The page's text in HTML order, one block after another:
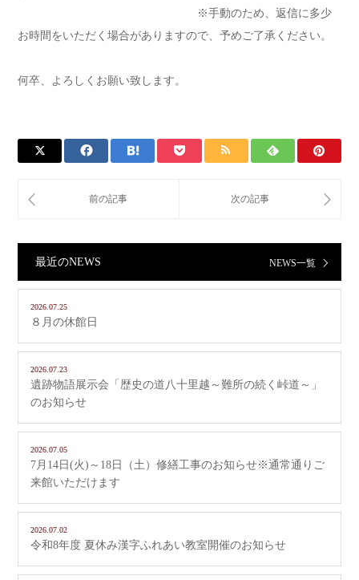
※手動のため、返信に多少
お時間をいただく場合がありますので、予めご了承ください。
何卒、よろしくお願い致します。
最近のNEWS NEWS一覧
2026.07.25
８月の休館日
2026.07.23
遺跡物語展示会「歴史の道八十里越～難所の続く峠道～」
のお知らせ
2026.07.05
7月14日(火)～18日（土）修繕工事のお知らせ※通常通りご
来館いただけます
2026.07.02
令和8年度 夏休み漢字ふれあい教室開催のお知らせ